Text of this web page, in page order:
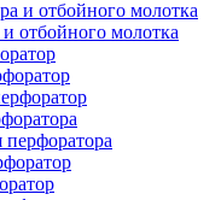
отбойного молотка